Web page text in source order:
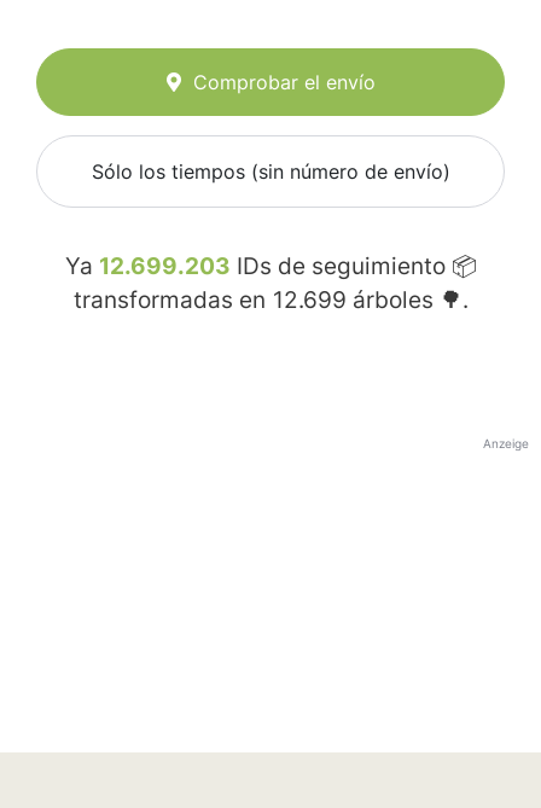
Comprobar el envío
Sólo los tiempos (sin número de envío)
Ya 12.699.203 IDs de seguimiento 📦
transformadas en 12.699 árboles 🌳.
Anzeige